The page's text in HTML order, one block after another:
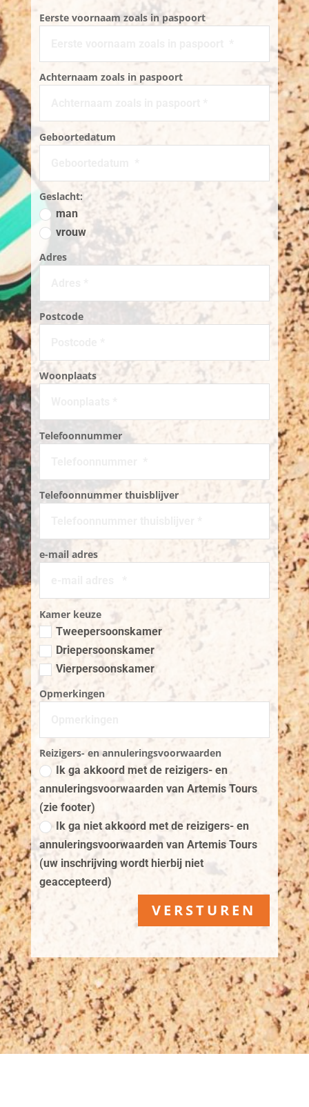
Eerste voornaam zoals in paspoort
Achternaam zoals in paspoort
Geboortedatum
Geslacht:
man
vrouw
Adres
Postcode
Woonplaats
Telefoonnummer
Telefoonnummer thuisblijver
e-mail adres
Kamer keuze
Tweepersoonskamer
Driepersoonskamer
Vierpersoonskamer
Opmerkingen
Reizigers- en annuleringsvoorwaarden
Ik ga akkoord met de reizigers- en
annuleringsvoorwaarden van Artemis Tours
(zie footer)
Ik ga niet akkoord met de reizigers- en
annuleringsvoorwaarden van Artemis Tours
(uw inschrijving wordt hierbij niet
geaccepteerd)
VERSTUREN